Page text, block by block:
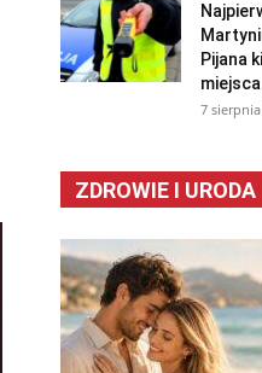
Pijana
7
ZDROWIE I URODA